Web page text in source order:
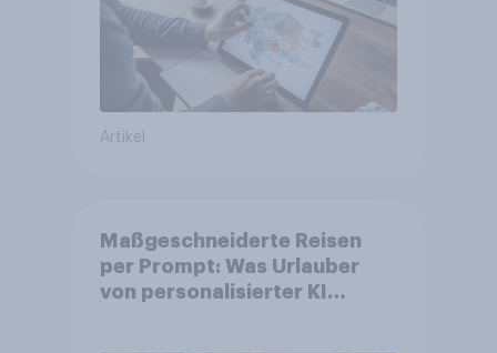
Artikel
Maßgeschneiderte Reisen
per Prompt: Was Urlauber
von personalisierter KI